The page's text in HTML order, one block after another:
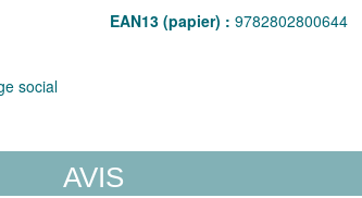
social
EAN13 (papier) : 9782802800644
AVIS